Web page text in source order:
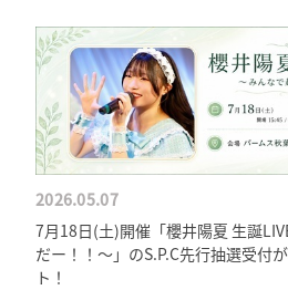
2026.05.07
7月18日(土)開催「櫻井陽夏 生誕
だー！！～」のS.P.C先行抽選受付
ト！